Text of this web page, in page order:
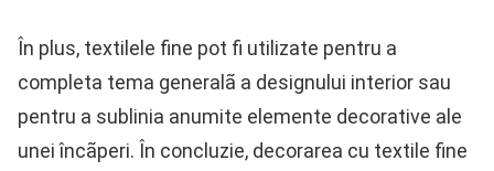
În plus, textilele fine pot fi utilizate pentru a
completa tema generalã a designului interior sau
pentru a sublinia anumite elemente decorative ale
unei încãperi. În concluzie, decorarea cu textile fine